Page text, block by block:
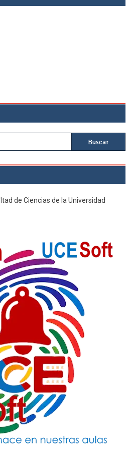
Buscar:
de Ciencias de la Universidad